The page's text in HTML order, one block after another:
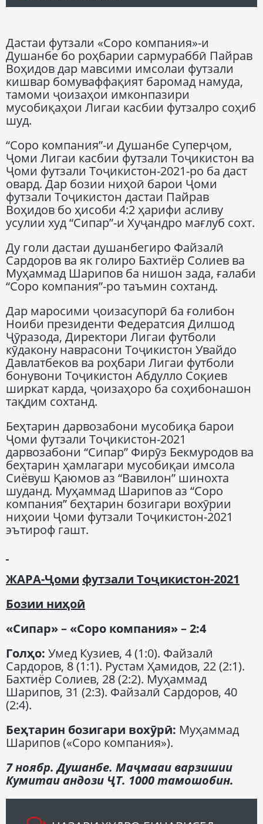
Дастаи футзали «Соро компания»-и
Душанбе бо роҳбарии сармураббӣ Пайрав
Воҳидов дар мавсими имсолаи футзали
кишвар бомуваффақият баромад намуда,
тамоми ҷоизаҳои имконпазири
мусобиқаҳои Лигаи касбии футзалро соҳиб
шуд.
“Соро компания”-и Душанбе Суперҷом,
Ҷоми Лигаи касбии футзали Тоҷикистон ва
Ҷоми футзали Тоҷикистон-2021-ро ба даст
овард. Дар бозии ниҳоӣ барои Ҷоми
футзали Тоҷикистон дастаи Пайрав
Воҳидов бо ҳисоби 4:2 ҳарифи асливу
усулии худ “Сипар”-и Хуҷандро мағлуб сохт.
Ду голи дастаи душанбегиро Файзалӣ
Сардоров ва як голиро Бахтиёр Солиев ва
Муҳаммад Шарипов ба нишон зада, ғалаби
“Соро компания”-ро таъмин сохтанд.
Дар маросими ҷоизасупорӣ ба ғолибон
Ноиби президенти Федератсия Дилшод
Ҷӯразода, Директори Лигаи футболи
кӯдакону наврасони Тоҷикистон Увайдо
Давлатбеков ва роҳбари Лигаи футболи
бонувони Тоҷикистон Абдулло Соқиев
ширкат карда, ҷоизаҳоро ба соҳибонашон
тақдим сохтанд.
Беҳтарин дарвозабони мусобиқа барои
Ҷоми футзали Тоҷикистон-2021
дарвозабони “Сипар” Фирӯз Бекмуродов ва
беҳтарин ҳамлагари мусобиқаи имсола
Сиёвуш Қаюмов аз “Вавилон” шинохта
шуданд. Муҳаммад Шарипов аз “Соро
компания” беҳтарин бозигари вохӯрии
ниҳоии Ҷоми футзали Тоҷикистон-2021
эътироф гашт.
ЖАРА-Ҷоми футзали Тоҷикистон-2021
Бозии ниҳоӣ
«Сипар» – «Соро компания» – 2:4
Голҳо: Умед Кузиев, 4 (1:0). Файзалӣ
Сардоров, 8 (1:1). Рустам Ҳамидов, 22 (2:1).
Бахтиёр Солиев, 28 (2:2). Муҳаммад
Шарипов, 31 (2:3). Файзалӣ Сардоров, 40
(2:4).
Беҳтарин бозигари вохӯрӣ: Муҳаммад
Шарипов («Соро компания»).
7 ноябр. Душанбе. Маҷмааи варзишии
Кумитаи андози ҶТ. 1000тамошобин.